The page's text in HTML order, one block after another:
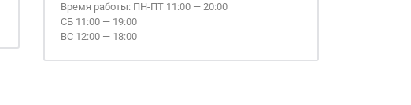
Время работы: ПН-ПТ 11:00 — 20:00
СБ 11:00 — 19:00
ВС 12:00 — 18:00